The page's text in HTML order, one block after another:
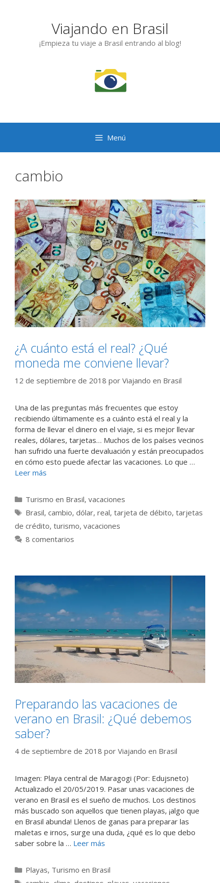
Viajando en Brasil
¡Empieza tu viaje a Brasil entrando al blog!
Menú
cambio
¿A cuánto está el real? ¿Qué
moneda me conviene llevar?
12 de septiembre de 2018 por Viajando en Brasil
Una de las preguntas más frecuentes que estoy
recibiendo últimamente es a cuánto está el real y la
forma de llevar el dinero en el viaje, si es mejor llevar
reales, dólares, tarjetas… Muchos de los países vecinos
han sufrido una fuerte devaluación y están preocupados
en cómo esto puede afectar las vacaciones. Lo que …
Leer más
Categorías
Turismo en Brasil, vacaciones
Etiquetas
Brasil, cambio, dólar, real, tarjeta de débito, tarjetas
de crédito, turismo, vacaciones
8 comentarios
Preparando las vacaciones de
verano en Brasil: ¿Qué debemos
saber?
4 de septiembre de 2018 por Viajando en Brasil
Imagen: Playa central de Maragogi (Por: Edujsneto)
Actualizado el 20/05/2019. Pasar unas vacaciones de
verano en Brasil es el sueño de muchos. Los destinos
más buscado son aquellos que tienen playas, ¡algo que
en Brasil abunda! Llenos de ganas para preparar las
maletas e irnos, surge una duda, ¿qué es lo que debo
saber sobre la … Leer más
Categorías
Playas, Turismo en Brasil